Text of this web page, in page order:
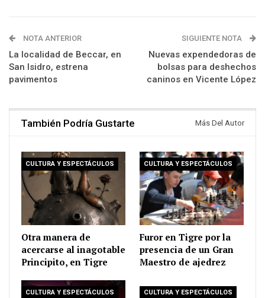
NOTA ANTERIOR
La localidad de Beccar, en
San Isidro, estrena
pavimentos
SIGUIENTE NOTA
Nuevas expendedoras de
bolsas para deshechos
caninos en Vicente López
También Podría Gustarte Más Del Autor
CULTURA Y ESPECTÁCULOS
Otra manera de
acercarse al inagotable
Principito, en Tigre
CULTURA Y ESPECTÁCULOS
Furor en Tigre por la
presencia de un Gran
Maestro de ajedrez
CULTURA Y ESPECTÁCULOS CULTURA Y ESPECTÁCULOS